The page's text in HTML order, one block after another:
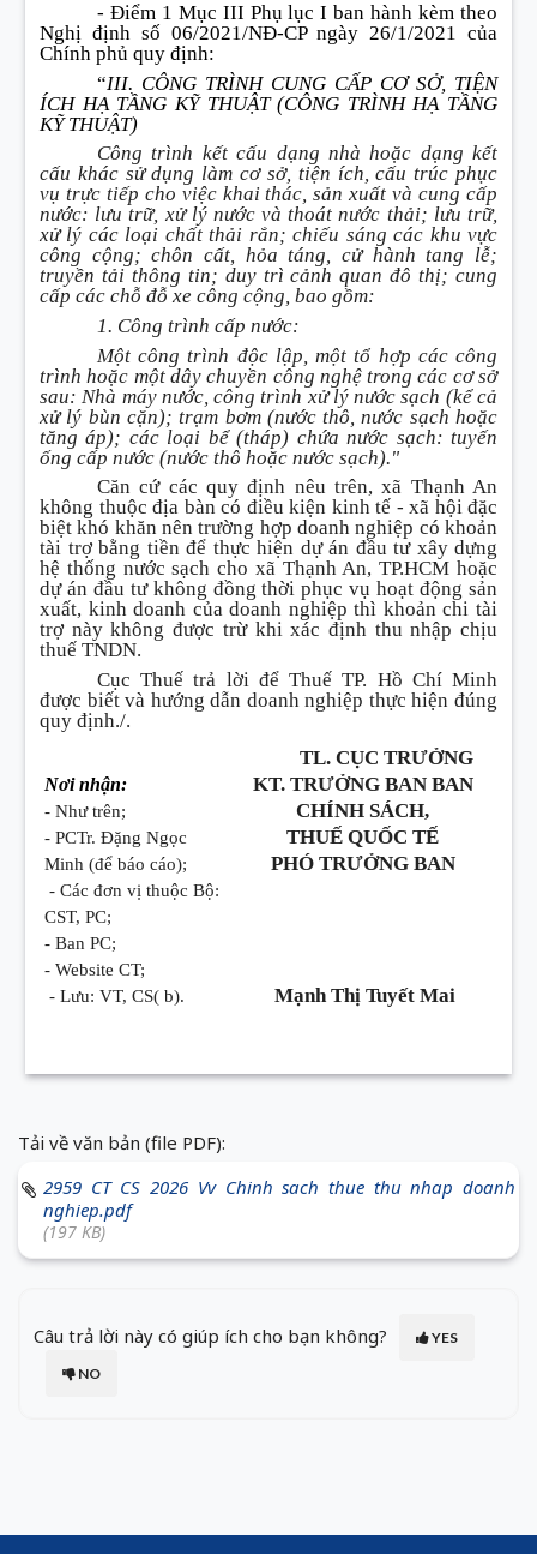
- Điểm 1 Mục III Phụ lục I ban hành kèm theo
Nghị định số 06/2021/NĐ-CP ngày 26/1/2021 của
Chính phủ quy định:
“III. CÔNG TRÌNH CUNG CẤP CƠ SỞ, TIỆN
ÍCH HẠ TẦNG KỸ THUẬT (CÔNG TRÌNH HẠ TẦNG
KỸ THUẬT)
Công trình kết cấu dạng nhà hoặc dạng kết
cấu khác sử dụng làm cơ sở, tiện ích, cấu trúc phục
vụ trực tiếp cho việc khai thác, sản xuất và cung cấp
nước: lưu trữ, xử lý nước và thoát nước thải; lưu trữ,
xử lý các loại chất thải rắn; chiếu sáng các khu vực
công cộng; chôn cất, hỏa táng, cử hành tang lễ;
truyền tải thông tin; duy trì cảnh quan đô thị; cung
cấp các chỗ đỗ xe công cộng, bao gồm:
1. Công trình cấp nước:
Một công trình độc lập, một tổ hợp các công
trình hoặc một dây chuyền công nghệ trong các cơ sở
sau: Nhà máy nước, công trình xử lý nước sạch (kể cả
xử lý bùn cặn); trạm bơm (nước thô, nước sạch hoặc
tăng áp); các loại bể (tháp) chứa nước sạch: tuyến
ống cấp nước (nước thô hoặc nước sạch)."
Căn cứ các quy định nêu trên, xã Thạnh An
không thuộc địa bàn có điều kiện kinh tế - xã hội đặc
biệt khó khăn nên trường hợp doanh nghiệp có khoản
tài trợ bằng tiền để thực hiện dự án đầu tư xây dựng
hệ thống nước sạch cho xã Thạnh An, TP.HCM hoặc
dự án đầu tư không đồng thời phục vụ hoạt động sản
xuất, kinh doanh của doanh nghiệp thì khoản chi tài
trợ này không được trừ khi xác định thu nhập chịu
thuế TNDN.
Cục Thuế trả lời để Thuế TP. Hồ Chí Minh
được biết và hướng dẫn doanh nghiệp thực hiện đúng
quy định./.
Nơi nhận:
- Như trên;
- PCTr. Đặng Ngọc
Minh (để báo cáo);
- Các đơn vị thuộc Bộ:
CST, PС;
- Ban PC;
- Website CT;
- Lưu: VT, CS( b).
TL. CỤC TRƯỞNG
KT. TRƯỞNG BAN BAN
CHÍNH SÁCH,
THUẾ QUỐC TẾ
PHÓ TRƯỞNG BAN
Mạnh Thị Tuyết Mai
Tải về văn bản (file PDF):
2959 CT CS 2026 Vv Chinh sach thue thu nhap doanh
nghiep.pdf
(197 KB)
Câu trả lời này có giúp ích cho bạn không?
YES
NO